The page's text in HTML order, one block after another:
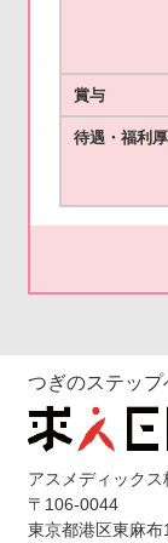
賞与
待遇・福利
つぎのステップ
アスメディックス
〒106-0044
東京都港区東麻布